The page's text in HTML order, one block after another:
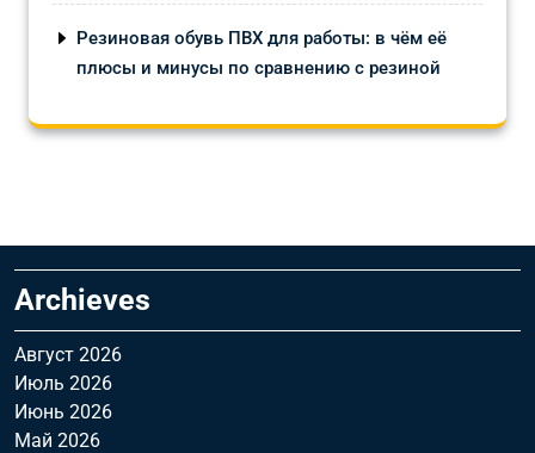
Резиновая обувь ПВХ для работы: в чём её
плюсы и минусы по сравнению с резиной
Archieves
Август 2026
Июль 2026
Июнь 2026
Май 2026